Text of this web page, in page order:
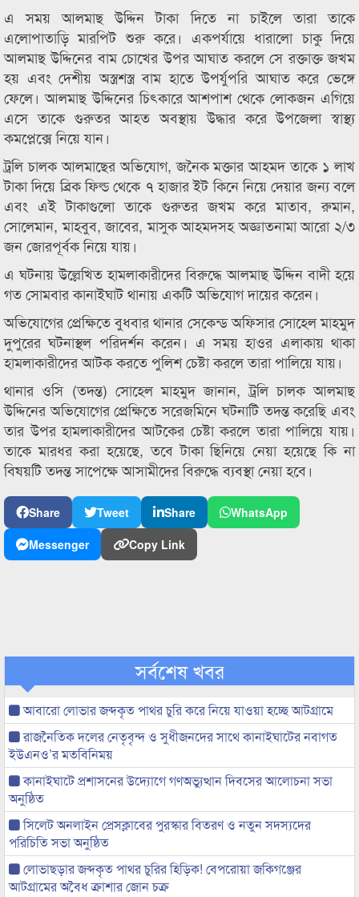
এ সময় আলমাছ উদ্দিন টাকা দিতে না চাইলে তারা তাকে
এলোপাতাড়ি মারপিট শুরু করে। একপর্যায়ে ধারালো চাকু দিয়ে
আলমাছ উদ্দিনের বাম চোখের উপর আঘাত করলে সে রক্তাক্ত জখম
হয় এবং দেশীয় অস্ত্রশস্ত্র বাম হাতে উপর্যুপরি আঘাত করে ভেঙ্গে
ফেলে। আলমাছ উদ্দিনের চিৎকারে আশপাশ থেকে লোকজন এগিয়ে
এসে তাকে গুরুতর আহত অবস্থায় উদ্ধার করে উপজেলা স্বাস্থ্য
কমপ্লেক্সে নিয়ে যান।
ট্রলি চালক আলমাছের অভিযোগ, জনৈক মক্তার আহমদ তাকে ১ লাখ
টাকা দিয়ে ব্রিক ফিল্ড থেকে ৭ হাজার ইট কিনে নিয়ে দেয়ার জন্য বলে
এবং এই টাকাগুলো তাকে গুরুতর জখম করে মাতাব, রুমান,
সোলেমান, মাহবুব, জাবের, মাসুক আহমদসহ অজ্ঞাতনামা আরো ২/৩
জন জোরপূর্বক নিয়ে যায়।
এ ঘটনায় উল্লেখিত হামলাকারীদের বিরুদ্ধে আলমাছ উদ্দিন বাদী হয়ে
গত সোমবার কানাইঘাট থানায় একটি অভিযোগ দায়ের করেন।
অভিযোগের প্রেক্ষিতে বুধবার থানার সেকেন্ড অফিসার সোহেল মাহমুদ
দুপুরের ঘটনাস্থল পরিদর্শন করেন। এ সময় হাওর এলাকায় থাকা
হামলাকারীদের আটক করতে পুলিশ চেষ্টা করলে তারা পালিয়ে যায়।
থানার ওসি (তদন্ত) সোহেল মাহমুদ জানান, ট্রলি চালক আলমাছ
উদ্দিনের অভিযোগের প্রেক্ষিতে সরেজমিনে ঘটনাটি তদন্ত করেছি এবং
তার উপর হামলাকারীদের আটকের চেষ্টা করলে তারা পালিয়ে যায়।
তাকে মারধর করা হয়েছে, তবে টাকা ছিনিয়ে নেয়া হয়েছে কি না
বিষয়টি তদন্ত সাপেক্ষে আসামীদের বিরুদ্ধে ব্যবস্থা নেয়া হবে।
Share Tweet Share
WhatsApp
Messenger
Copy Link
সর্বশেষ খবর
আবারো লোভার জব্দকৃত পাথর চুরি করে নিয়ে যাওয়া হচ্ছে আটগ্রামে
রাজনৈতিক দলের নেতৃবৃন্দ ও সুধীজনদের সাথে কানাইঘাটের নবাগত
ইউএনও’র মতবিনিময়
কানাইঘাটে প্রশাসনের উদ্যোগে গণঅভ্যুত্থান দিবসের আলোচনা সভা
অনুষ্ঠিত
সিলেট অনলাইন প্রেসক্লাবের পুরস্কার বিতরণ ও নতুন সদস্যদের
পরিচিতি সভা অনুষ্ঠিত
লোভাছড়ার জব্দকৃত পাথর চুরির হিড়িক! বেপরোয়া জকিগঞ্জের
আটগ্রামের অবৈধ ক্রাশার জোন চক্র